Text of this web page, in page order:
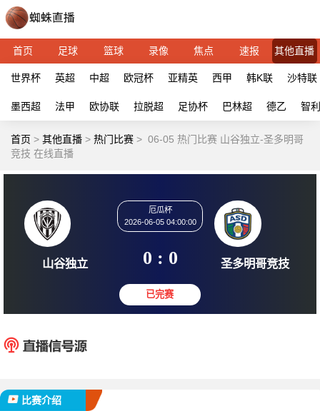
首页 足球 篮球 录像 焦点 速报 其他直播
世界杯 英超 中超 欧冠杯 亚精英 西甲 韩K联 沙特联
墨西超 法甲 欧协联 拉脱超 足协杯 巴林超 德乙 智
首页 > 其他直播 > 热门比赛 > 06-05 热门比赛 山谷独立-圣多明哥
竞技 在线直播
2026-06-05 04:00:00
0 : 0
比赛介绍